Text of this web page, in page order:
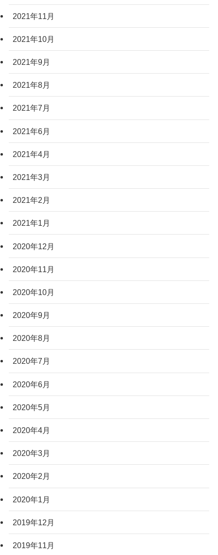
2021年11月
2021年10月
2021年9月
2021年8月
2021年7月
2021年6月
2021年4月
2021年3月
2021年2月
2021年1月
2020年12月
2020年11月
2020年10月
2020年9月
2020年8月
2020年7月
2020年6月
2020年5月
2020年4月
2020年3月
2020年2月
2020年1月
2019年12月
2019年11月